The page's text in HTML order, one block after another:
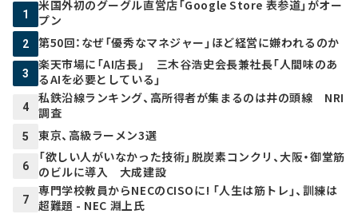
1
米国外初のグーグル直営店「Google Store 表参道」がオー
プン
2 第50回：なぜ「優秀なマネジャー」ほど経営に嫌われるのか
3
楽天市場に「AI店長」 三木谷浩史会長兼社長「人間味のあ
るAIを必要としている」
4
私鉄沿線ランキング、高所得者が集まるのは井の頭線 NRI
調査
5 東京、高級ラーメン3選
6
「欲しい人がいなかった技術」脱炭素コンクリ、大阪・御堂筋
のビルに導入 大成建設
7
専門学校教員からNECのCISOに! 「人生は筋トレ」、訓練は
超難題 - NEC 淵上氏